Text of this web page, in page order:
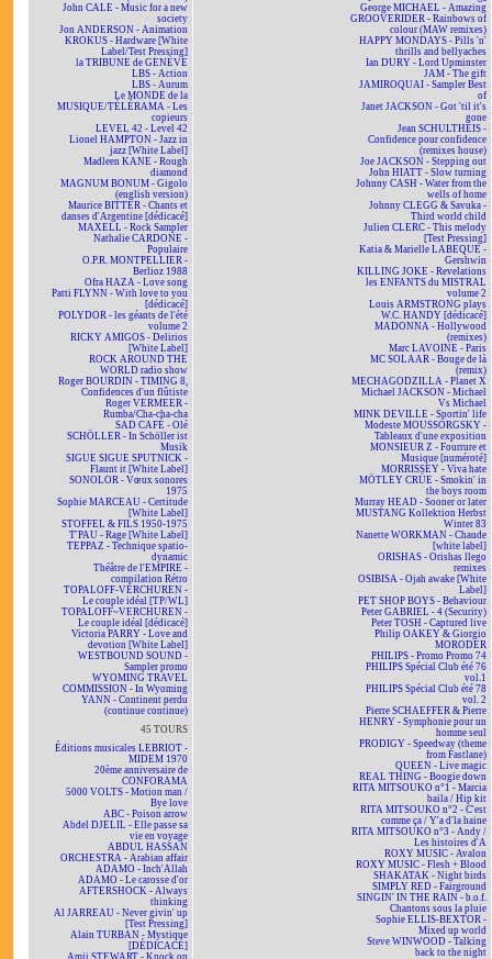
John CALE - Music for a new
society
Jon ANDERSON - Animation
KROKUS - Hardware [White
Label/Test Pressing]
la TRIBUNE de GENÈVE
LBS - Action
LBS - Aurum
Le MONDE de la
MUSIQUE/TÉLÉRAMA - Les
copieurs
LEVEL 42 - Level 42
Lionel HAMPTON - Jazz in
jazz [White Label]
Madleen KANE - Rough
diamond
MAGNUM BONUM - Gigolo
(english version)
Maurice BITTER - Chants et
danses d'Argentine [dédicacé]
MAXELL - Rock Sampler
Nathalie CARDONE -
Populaire
O.P.R. MONTPELLIER -
Berlioz 1988
Ofra HAZA - Love song
Patti FLYNN - With love to you
[dédicacé]
POLYDOR - les géants de l'été
volume 2
RICKY AMIGOS - Delirios
[White Label]
ROCK AROUND THE
WORLD radio show
Roger BOURDIN - TIMING 8,
Confidences d'un flûtiste
Roger VERMEER -
Rumba/Cha-cha-cha
SAD CAFÉ - Olé
SCHÖLLER - In Schöller ist
Musik
SIGUE SIGUE SPUTNICK -
Flaunt it [White Label]
SONOLOR - Vœux sonores
1975
Sophie MARCEAU - Certitude
[White Label]
STOFFEL & FILS 1950-1975
T'PAU - Rage [White Label]
TEPPAZ - Technique spatio-
dynamic
Théâtre de l'EMPIRE -
compilation Rétro
TOPALOFF-VERCHUREN -
Le couple idéal [TP/WL]
TOPALOFF~VERCHUREN -
Le couple idéal [dédicacé]
Victoria PARRY - Love and
devotion [White Label]
WESTBOUND SOUND -
Sampler promo
WYOMING TRAVEL
COMMISSION - In Wyoming
YANN - Continent perdu
(continue continue)
45 TOURS
Éditions musicales LEBRIOT -
MIDEM 1970
20ème anniversaire de
CONFORAMA
5000 VOLTS - Motion man /
Bye love
ABC - Poison arrow
Abdel DJELIL - Elle passe sa
vie en voyage
ABDUL HASSAN
ORCHESTRA - Arabian affair
ADAMO - Inch'Allah
ADAMO - Le carosse d'or
AFTERSHOCK - Always
thinking
Al JARREAU - Never givin' up
[Test Pressing]
Alain TURBAN - Mystique
[DÉDICACÉ]
Amii STEWART - Knock on
George MICHAEL - Amazing
GROOVERIDER - Rainbows of
colour (MAW remixes)
HAPPY MONDAYS - Pills 'n'
thrills and bellyaches
Ian DURY - Lord Upminster
JAM - The gift
JAMIROQUAI - Sampler Best
of
Janet JACKSON - Got 'til it's
gone
Jean SCHULTHEIS -
Confidence pour confidence
(remixes house)
Joe JACKSON - Stepping out
John HIATT - Slow turning
Johnny CASH - Water from the
wells of home
Johnny CLEGG & Savuka -
Third world child
Julien CLERC - This melody
[Test Pressing]
Katia & Marielle LABEQUE -
Gershwin
KILLING JOKE - Revelations
les ENFANTS du MISTRAL
volume 2
Louis ARMSTRONG plays
W.C. HANDY [dédicacé]
MADONNA - Hollywood
(remixes)
Marc LAVOINE - Paris
MC SOLAAR - Bouge de là
(remix)
MECHAGODZILLA - Planet X
Michael JACKSON - Michael
Vs Michael
MINK DEVILLE - Sportin' life
Modeste MOUSSORGSKY -
Tableaux d'une exposition
MONSIEUR Z - Fourrure et
Musique [numéroté]
MORRISSEY - Viva hate
MÖTLEY CRÜE - Smokin' in
the boys room
Murray HEAD - Sooner or later
MUSTANG Kollektion Herbst
Winter 83
Nanette WORKMAN - Chaude
[white label]
ORISHAS - Orishas llego
remixes
OSIBISA - Ojah awake [White
Label]
PET SHOP BOYS - Behaviour
Peter GABRIEL - 4 (Security)
Peter TOSH - Captured live
Philip OAKEY & Giorgio
MORODER
PHILIPS - Promo Promo 74
PHILIPS Spécial Club été 76
vol.1
PHILIPS Spécial Club été 78
vol. 2
Pierre SCHAEFFER & Pierre
HENRY - Symphonie pour un
homme seul
PRODIGY - Speedway (theme
from Fastlane)
QUEEN - Live magic
REAL THING - Boogie down
RITA MITSOUKO n°1 - Marcia
baila / Hip kit
RITA MITSOUKO n°2 - C'est
comme ça / Y'a d'la haine
RITA MITSOUKO n°3 - Andy /
Les histoires d'A
ROXY MUSIC - Avalon
ROXY MUSIC - Flesh + Blood
SHAKATAK - Night birds
SIMPLY RED - Fairground
SINGIN' IN THE RAIN - b.o.f.
Chantons sous la pluie
Sophie ELLIS-BEXTOR -
Mixed up world
Steve WINWOOD - Talking
back to the night